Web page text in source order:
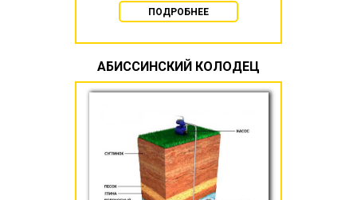
ПОДРОБНЕЕ
АБИССИНСКИЙ КОЛОДЕЦ